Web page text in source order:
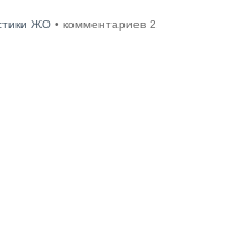
ЖО • комментариев 2